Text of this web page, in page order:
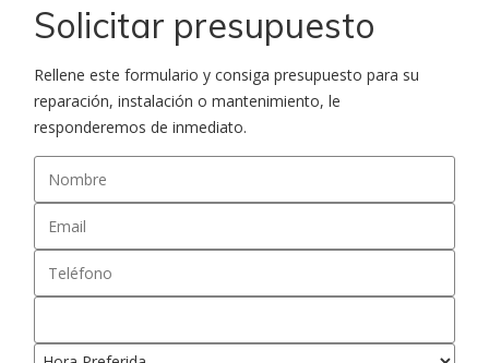
Solicitar presupuesto
Rellene este formulario y consiga presupuesto para su
reparación, instalación o mantenimiento, le
responderemos de inmediato.